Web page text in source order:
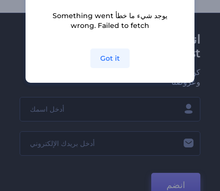
انضم إلى نشرة
Renderforest الإخبارية
كن من بين أوائل من يستلمون أحدث أخبارنا
وعروضنا
انضم
يوجد شيء ما خطأ Something went
wrong. Failed to fetch
Got it